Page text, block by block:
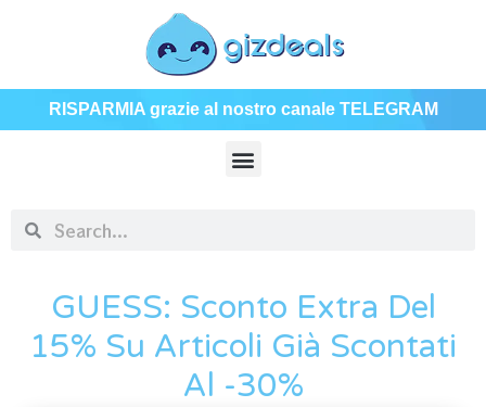
RISPARMIA grazie al nostro canale TELEGRAM
GUESS: Sconto Extra Del
15% Su Articoli Già Scontati
Al -30%